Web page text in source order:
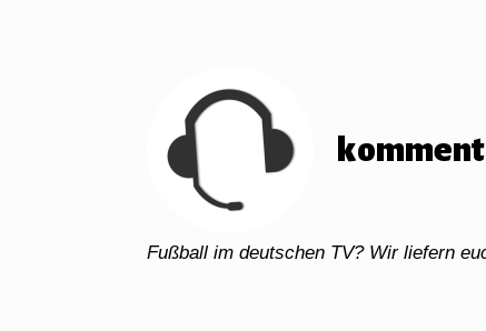
Fußball im deutschen TV? Wir liefern